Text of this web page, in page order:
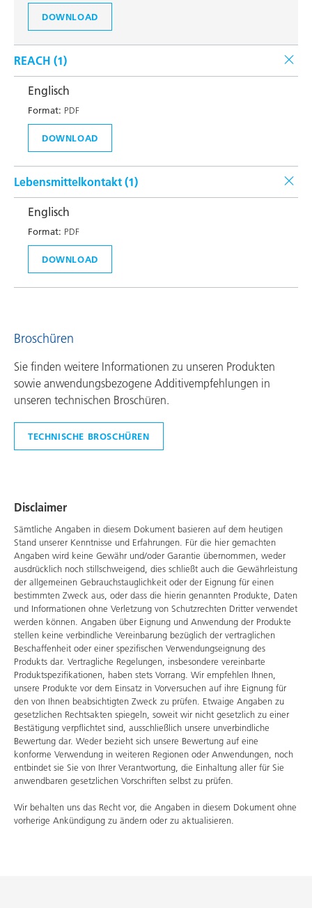
DOWNLOAD
REACH (1)
Englisch
Format: PDF
DOWNLOAD
Lebensmittelkontakt (1)
Englisch
Format: PDF
DOWNLOAD
Broschüren
Sie finden weitere Informationen zu unseren Produkten
sowie anwendungsbezogene Additivempfehlungen in
unseren technischen Broschüren.
TECHNISCHE BROSCHÜREN
Disclaimer
Sämtliche Angaben in diesem Dokument basieren auf dem heutigen
Stand unserer Kenntnisse und Erfahrungen. Für die hier gemachten
Angaben wird keine Gewähr und/oder Garantie übernommen, weder
ausdrücklich noch stillschweigend, dies schließt auch die Gewährleistung
der allgemeinen Gebrauchstauglichkeit oder der Eignung für einen
bestimmten Zweck aus, oder dass die hierin genannten Produkte, Daten
und Informationen ohne Verletzung von Schutzrechten Dritter verwendet
werden können. Angaben über Eignung und Anwendung der Produkte
stellen keine verbindliche Vereinbarung bezüglich der vertraglichen
Beschaffenheit oder einer spezifischen Verwendungseignung des
Produkts dar. Vertragliche Regelungen, insbesondere vereinbarte
Produktspezifikationen, haben stets Vorrang. Wir empfehlen Ihnen,
unsere Produkte vor dem Einsatz in Vorversuchen auf ihre Eignung für
den von Ihnen beabsichtigten Zweck zu prüfen. Etwaige Angaben zu
gesetzlichen Rechtsakten spiegeln, soweit wir nicht gesetzlich zu einer
Bestätigung verpflichtet sind, ausschließlich unsere unverbindliche
Bewertung dar. Weder bezieht sich unsere Bewertung auf eine
konforme Verwendung in weiteren Regionen oder Anwendungen, noch
entbindet sie Sie von Ihrer Verantwortung, die Einhaltung aller für Sie
anwendbaren gesetzlichen Vorschriften selbst zu prüfen.
Wir behalten uns das Recht vor, die Angaben in diesem Dokument ohne
vorherige Ankündigung zu ändern oder zu aktualisieren.